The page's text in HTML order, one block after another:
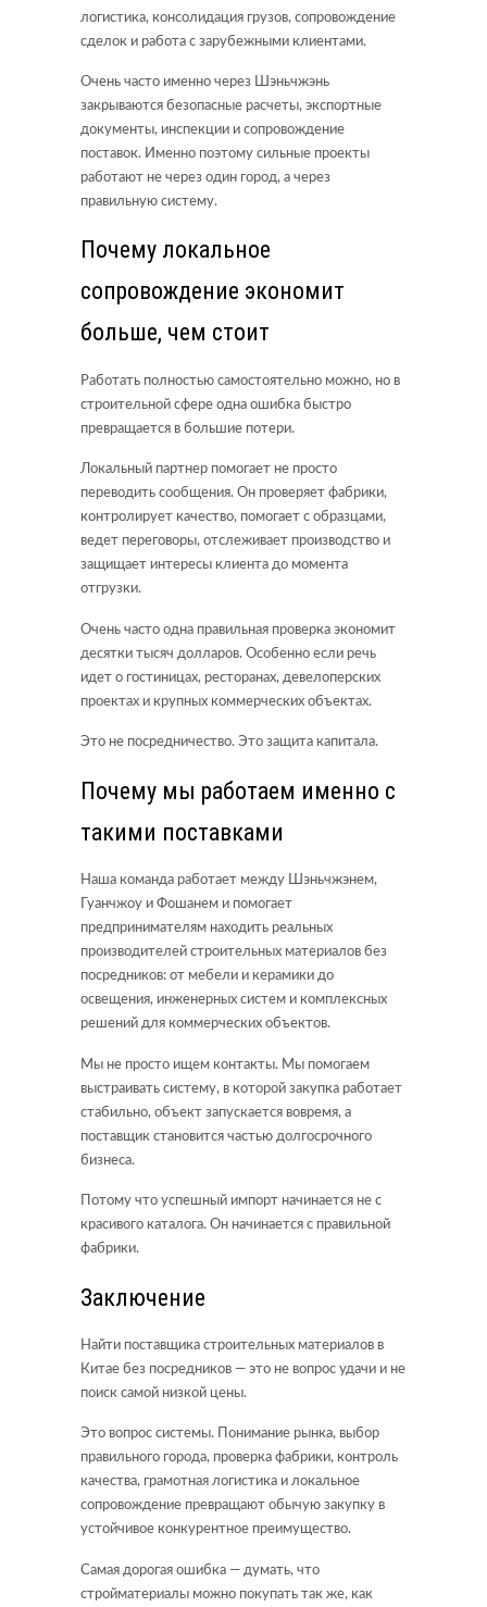
логистика, консолидация грузов, сопровождение
сделок и работа с зарубежными клиентами.
Очень часто именно через Шэньчжэнь
закрываются безопасные расчеты, экспортные
документы, инспекции и сопровождение
поставок. Именно поэтому сильные проекты
работают не через один город, а через
правильную систему.
Почему локальное
сопровождение экономит
больше, чем стоит
Работать полностью самостоятельно можно, но в
строительной сфере одна ошибка быстро
превращается в большие потери.
Локальный партнер помогает не просто
переводить сообщения. Он проверяет фабрики,
контролирует качество, помогает с образцами,
ведет переговоры, отслеживает производство и
защищает интересы клиента до момента
отгрузки.
Очень часто одна правильная проверка экономит
десятки тысяч долларов. Особенно если речь
идет о гостиницах, ресторанах, девелоперских
проектах и крупных коммерческих объектах.
Это не посредничество. Это защита капитала.
Почему мы работаем именно с
такими поставками
Наша команда работает между Шэньчжэнем,
Гуанчжоу и Фошанем и помогает
предпринимателям находить реальных
производителей строительных материалов без
посредников: от мебели и керамики до
освещения, инженерных систем и комплексных
решений для коммерческих объектов.
Мы не просто ищем контакты. Мы помогаем
выстраивать систему, в которой закупка работает
стабильно, объект запускается вовремя, а
поставщик становится частью долгосрочного
бизнеса.
Потому что успешный импорт начинается не с
красивого каталога. Он начинается с правильной
фабрики.
Заключение
Найти поставщика строительных материалов в
Китае без посредников — это не вопрос удачи и не
поиск самой низкой цены.
Это вопрос системы. Понимание рынка, выбор
правильного города, проверка фабрики, контроль
качества, грамотная логистика и локальное
сопровождение превращают обычую закупку в
устойчивое конкурентное преимущество.
Самая дорогая ошибка — думать, что
стройматериалы можно покупать так же, как